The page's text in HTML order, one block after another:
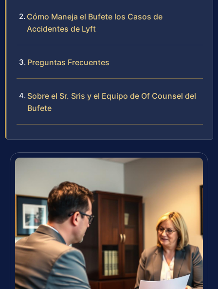
Cómo Maneja el Bufete los Casos de
Accidentes de Lyft
Preguntas Frecuentes
Sobre el Sr. Sris y el Equipo de Of Counsel del
Bufete